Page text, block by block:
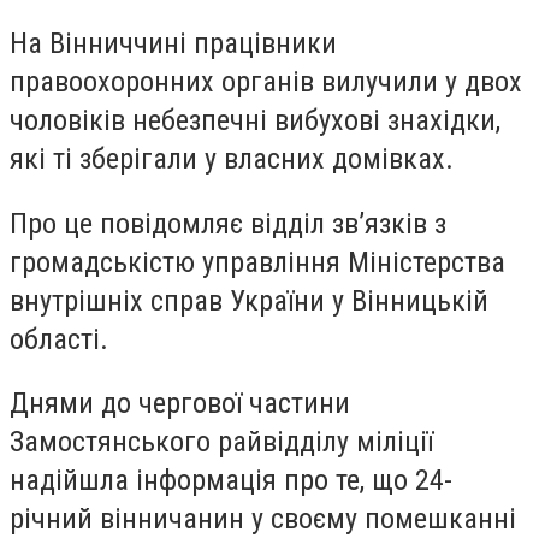
На Вінниччині працівники
правоохоронних органів вилучили у двох
чоловіків небезпечні вибухові знахідки,
які ті зберігали у власних домівках.
Про це повідомляє відділ зв’язків з
громадськістю управління Міністерства
внутрішніх справ України у Вінницькій
області.
Днями до чергової частини
Замостянського райвідділу міліції
надійшла інформація про те, що 24-
річний вінничанин у своєму помешканні